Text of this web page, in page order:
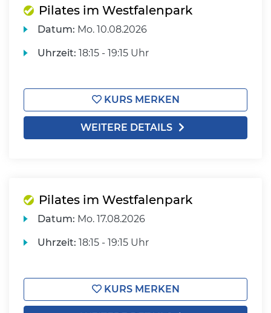
Pilates im Westfalenpark
Datum: Mo. 10.08.2026
Uhrzeit: 18:15 - 19:15 Uhr
KURS MERKEN
WEITERE DETAILS
Pilates im Westfalenpark
Datum: Mo. 17.08.2026
Uhrzeit: 18:15 - 19:15 Uhr
KURS MERKEN